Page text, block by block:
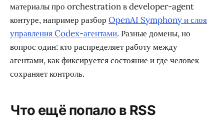
материалы про orchestration в developer-agent
контуре, например разбор OpenAI Symphony и слоя
управления Codex-агентами. Разные домены, но
вопрос один: кто распределяет работу между
агентами, как фиксируется состояние и где человек
сохраняет контроль.
Что ещё попало в RSS